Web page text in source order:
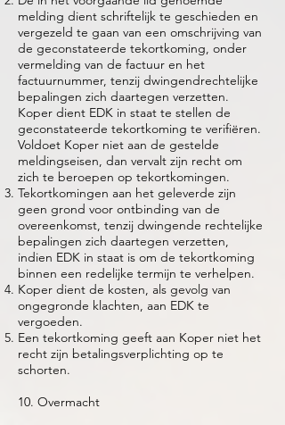
melding dient schriftelijk te geschieden en
vergezeld te gaan van een omschrijving van
de geconstateerde tekortkoming, onder
vermelding van de factuur en het
factuurnummer, tenzij dwingendrechtelijke
bepalingen zich daartegen verzetten.
Koper dient EDK in staat te stellen de
geconstateerde tekortkoming te verifiëren.
Voldoet Koper niet aan de gestelde
meldingseisen, dan vervalt zijn recht om
zich te beroepen op tekortkomingen.
Tekortkomingen aan het geleverde zijn
geen grond voor ontbinding van de
overeenkomst, tenzij dwingende rechtelijke
bepalingen zich daartegen verzetten,
indien EDK in staat is om de tekortkoming
binnen een redelijke termijn te verhelpen.
Koper dient de kosten, als gevolg van
ongegronde klachten, aan EDK te
vergoeden.
Een tekortkoming geeft aan Koper niet het
recht zijn betalingsverplichting op te
schorten.
10. Overmacht